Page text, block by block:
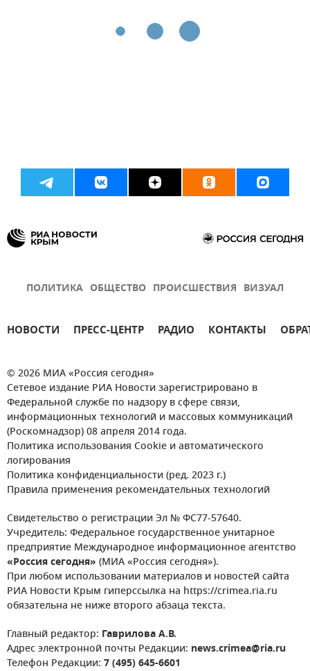
ПОЛИТИКА ОБЩЕСТВО ПРОИСШЕСТВИЯ ВИЗУАЛ
НОВОСТИ ПРЕСС-ЦЕНТР РАДИО КОНТАКТЫ
© 2026 МИА «Россия сегодня»
Сетевое издание РИА Новости зарегистрировано в
Федеральной службе по надзору в сфере связи,
информационных технологий и массовых коммуникаций
(Роскомнадзор) 08 апреля 2014 года.
Политика использования Cookie и автоматического
логирования
Политика конфиденциальности (ред. 2023 г.)
Правила применения рекомендательных технологий
Свидетельство о регистрации Эл № ФС77-57640.
Учредитель: Федеральное государственное унитарное
предприятие Международное информационное агентство
«Россия сегодня» (МИА «Россия сегодня»).
При любом использовании материалов и новостей сайта
РИА Новости Крым гиперссылка на https://crimea.ria.ru
обязательна не ниже второго абзаца текста.
Главный редактор: Гаврилова А.В.
Адрес электронной почты Редакции: news.crimea@ria.ru
Телефон Редакции: 7 (495) 645-6601